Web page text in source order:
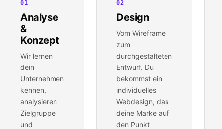
01
Analyse
&
Konzept
Wir lernen
dein
Unternehmen
kennen,
analysieren
Zielgruppe
und
02
Design
Vom Wireframe
zum
durchgestalteten
Entwurf. Du
bekommst ein
individuelles
Webdesign, das
deine Marke auf
den Punkt